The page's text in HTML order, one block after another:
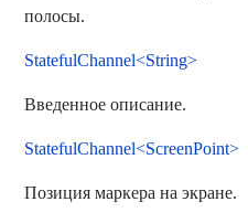
полосы.
StatefulChannel<String>
Введенное описание.
StatefulChannel<ScreenPoint>
Позиция маркера на экране.